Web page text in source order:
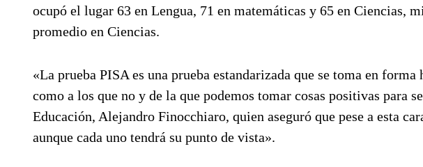
ocupó el lugar 63 en Lengua, 71 en matemáticas y 65 en Ciencias,
promedio en Ciencias.
«La prueba PISA es una prueba estandarizada que se toma en
como a los que no y de la que podemos tomar cosas positivas para
Educación, Alejandro Finocchiaro, quien aseguró que pese a esta
aunque cada uno tendrá su punto de vista».